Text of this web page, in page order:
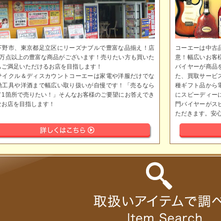
野市、東京都足立区にリーズナブルで豊富な品揃え！店
点以上の豊富な商品がございます！売りたい方も買いた
満足いただけるお店を目指します！
イクル＆ディスカウントコーエーは家電や洋服だけでな
工具や洋酒まで幅広い取り扱いが自慢です！「売るなら
1箇所で売りたい！」そんなお客様のご要望にお答えでき
店を目指します！
コーエーは中古
意！幅広いお客
バイヤーが商品
た、買取サービ
種ギフト品から
にスピーディー
門バイヤーがス
ただきます。安